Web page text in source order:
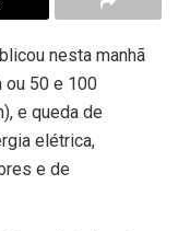
nesta manhã
ou 50 e 100
e queda de
elétrica,
e de